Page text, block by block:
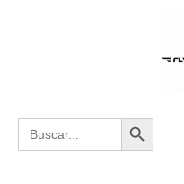
Buscar: Botón de